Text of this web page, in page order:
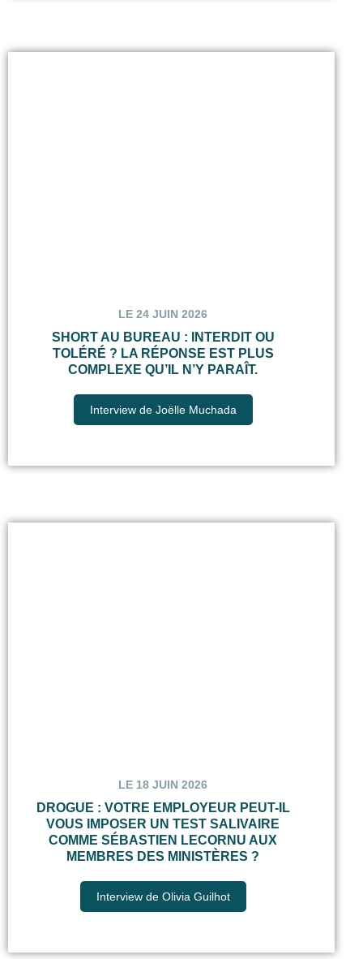
LE 24 JUIN 2026
SHORT AU BUREAU : INTERDIT OU
TOLÉRÉ ? LA RÉPONSE EST PLUS
COMPLEXE QU’IL N’Y PARAÎT.
Interview de Joëlle Muchada
LE 18 JUIN 2026
DROGUE : VOTRE EMPLOYEUR PEUT-IL
VOUS IMPOSER UN TEST SALIVAIRE
COMME SÉBASTIEN LECORNU AUX
MEMBRES DES MINISTÈRES ?
Interview de Olivia Guilhot